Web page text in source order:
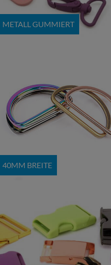
METALL GUMMIERT
40MM BREITE